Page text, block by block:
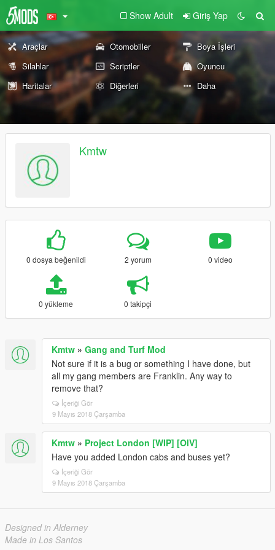
Show Adult Giriş Yap
Araçlar Otomobiller
Boya İşleri
Silahlar
Scriptler
Oyuncu
Haritalar
Diğerleri Daha
Kmtw
0 dosya beğenildi 2 yorum 0 video
0 yükleme 0 takipçi
Kmtw » Gang and Turf Mod
Not sure if it is a bug or something I have done, but
all my gang members are Franklin. Any way to
remove that?
İçeriği Gör
9 Mayıs 2018 Çarşamba
Kmtw » Project London [WIP] [OIV]
Have you added London cabs and buses yet?
İçeriği Gör
9 Mayıs 2018 Çarşamba
Designed in Alderney
Made in Los Santos